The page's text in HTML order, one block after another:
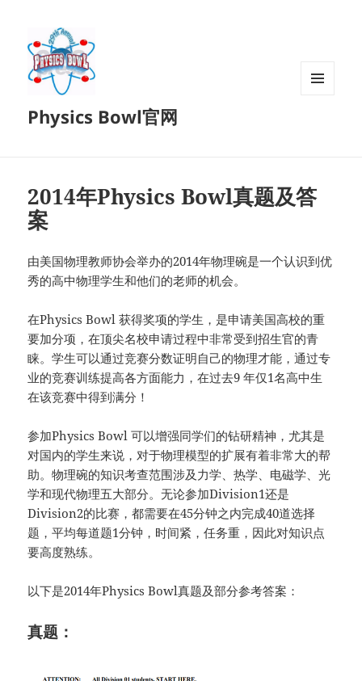
Physics Bowl官网
2014年Physics Bowl真题及答
案
由美国物理教师协会举办的2014年物理碗是一个认识到优
秀的高中物理学生和他们的老师的机会。
在Physics Bowl 获得奖项的学生，是申请美国高校的重
要加分项，在顶尖名校申请过程中非常受到招生官的青
睐。学生可以通过竞赛分数证明自己的物理才能，通过专
业的竞赛训练提高各方面能力，在过去9 年仅1名高中生
在该竞赛中得到满分！
参加Physics Bowl 可以增强同学们的钻研精神，尤其是
对国内的学生来说，对于物理模型的扩展有着非常大的帮
助。物理碗的知识考查范围涉及力学、热学、电磁学、光
学和现代物理五大部分。无论参加Division1还是
Division2的比赛，都需要在45分钟之内完成40道选择
题，平均每道题1分钟，时间紧，任务重，因此对知识点
要高度熟练。
以下是2014年Physics Bowl真题及部分参考答案：
真题：